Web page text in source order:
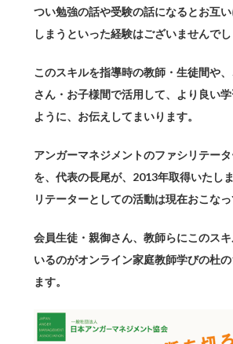
つい勉強の話や受験の話になるとお互
しまうといった経験はございませんでし
このスキルを指導時の教師・生徒間や
さん・お子様間で活用して、より良い
ように、お伝えしてまいります。
アンガーマネジメントのファシリテー
を、代表の長尾が、2013年取得いたし
リテーターとしての活動は現在おこなっ
会員生徒・親御さん、教師らにこのス
いるのがオンライン家庭教師学びの杜
ます。